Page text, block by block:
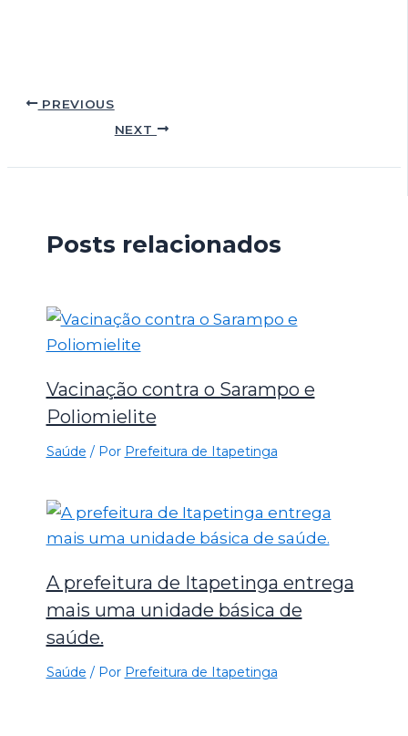
PREVIOUS
NEXT
Posts relacionados
Vacinação contra o Sarampo e
Poliomielite
Saúde / Por Prefeitura de Itapetinga
A prefeitura de Itapetinga entrega
mais uma unidade básica de
saúde.
Saúde / Por Prefeitura de Itapetinga